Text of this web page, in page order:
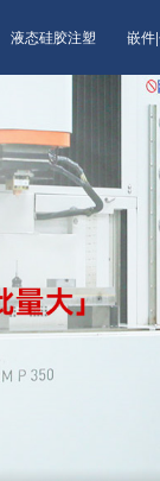
液态硅胶注塑 嵌件